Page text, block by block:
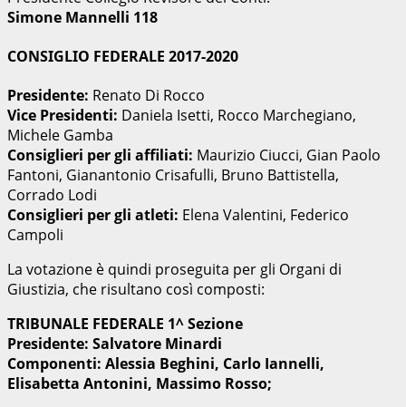
Simone Mannelli 118
CONSIGLIO FEDERALE 2017-2020
Presidente: Renato Di Rocco
Vice Presidenti: Daniela Isetti, Rocco Marchegiano,
Michele Gamba
Consiglieri per gli affiliati: Maurizio Ciucci, Gian Paolo
Fantoni, Gianantonio Crisafulli, Bruno Battistella,
Corrado Lodi
Consiglieri per gli atleti: Elena Valentini, Federico
Campoli
La votazione è quindi proseguita per gli Organi di
Giustizia, che risultano così composti:
TRIBUNALE FEDERALE 1^ Sezione
Presidente: Salvatore Minardi
Componenti: Alessia Beghini, Carlo Iannelli,
Elisabetta Antonini, Massimo Rosso;